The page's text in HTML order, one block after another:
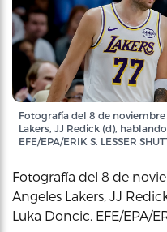
Fotografía del 8 de
Lakers, JJ Redick (d),
EFE/EPA/ERIK S. LESSER
Fotografía del 8 de
Angeles Lakers, JJ
Luka Doncic. EFE/EPA/